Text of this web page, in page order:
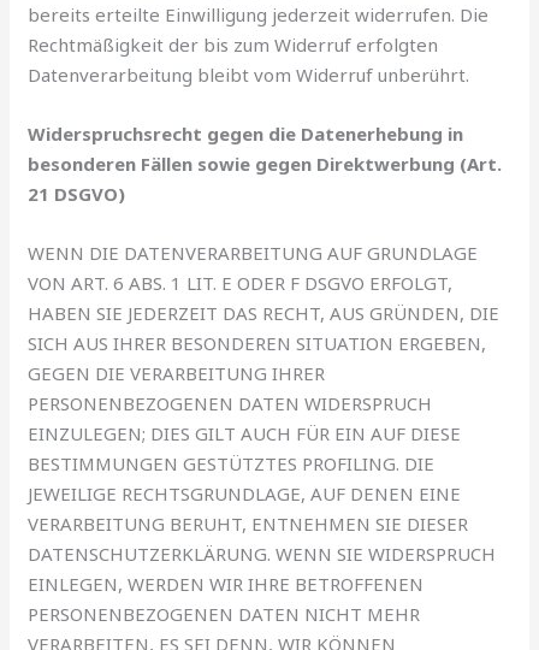
bereits erteilte Einwilligung jederzeit widerrufen. Die
Rechtmäßigkeit der bis zum Widerruf erfolgten
Datenverarbeitung bleibt vom Widerruf unberührt.
Widerspruchsrecht gegen die Datenerhebung in
besonderen Fällen sowie gegen Direktwerbung (Art.
21 DSGVO)
WENN DIE DATENVERARBEITUNG AUF GRUNDLAGE
VON ART. 6 ABS. 1 LIT. E ODER F DSGVO ERFOLGT,
HABEN SIE JEDERZEIT DAS RECHT, AUS GRÜNDEN, DIE
SICH AUS IHRER BESONDEREN SITUATION ERGEBEN,
GEGEN DIE VERARBEITUNG IHRER
PERSONENBEZOGENEN DATEN WIDERSPRUCH
EINZULEGEN; DIES GILT AUCH FÜR EIN AUF DIESE
BESTIMMUNGEN GESTÜTZTES PROFILING. DIE
JEWEILIGE RECHTSGRUNDLAGE, AUF DENEN EINE
VERARBEITUNG BERUHT, ENTNEHMEN SIE DIESER
DATENSCHUTZERKLÄRUNG. WENN SIE WIDERSPRUCH
EINLEGEN, WERDEN WIR IHRE BETROFFENEN
PERSONENBEZOGENEN DATEN NICHT MEHR
VERARBEITEN, ES SEI DENN, WIR KÖNNEN